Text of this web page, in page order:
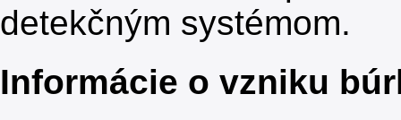
detekčným systémom.
Informácie o vzniku